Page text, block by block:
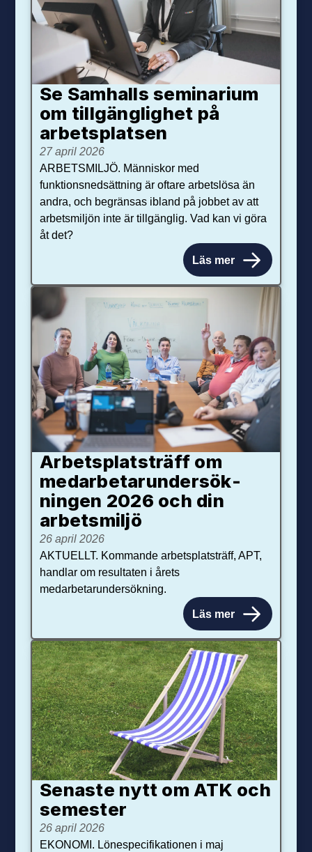
Se Samhalls seminarium
om tillgänglighet på
arbetsplatsen
27 april 2026
ARBETSMILJÖ. Människor med
funktionsnedsättning är oftare arbetslösa än
andra, och begränsas ibland på jobbet av att
arbetsmiljön inte är tillgänglig. Vad kan vi göra
åt det?
Läs mer
Arbetsplats­träff om
med­arbetar­under­sök­
ningen 2026 och din
arbets­miljö
26 april 2026
AKTUELLT. Kommande arbetsplatsträff, APT,
handlar om resultaten i årets
medarbetarundersökning.
Läs mer
Senaste nytt om ATK och
se­mester
26 april 2026
EKONOMI. Lönespecifikationen i maj